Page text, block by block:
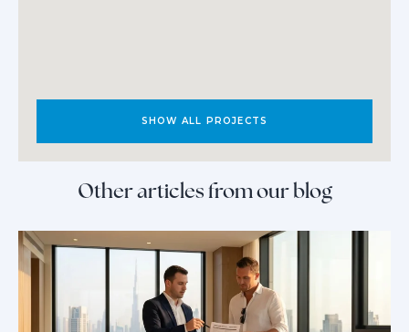
SHOW ALL PROJECTS
Other articles from our blog